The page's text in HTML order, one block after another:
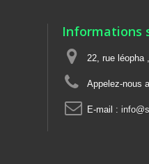
Informations
22, rue léopha
Appelez-nous
E-mail :